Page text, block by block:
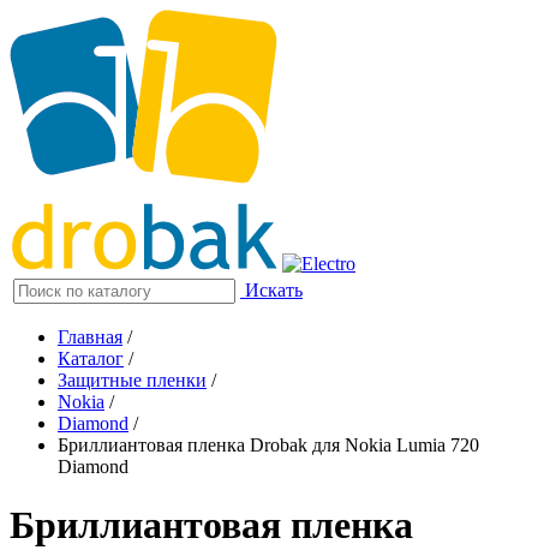
Искать
Главная /
Каталог /
Защитные пленки /
Nokia /
Diamond /
Бриллиантовая пленка Drobak для Nokia Lumia 720
Diamond
Бриллиантовая пленка